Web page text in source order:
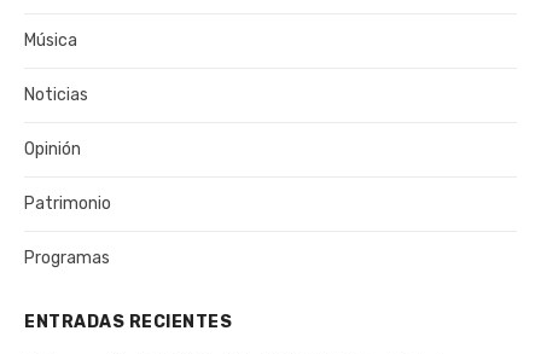
Música
Noticias
Opinión
Patrimonio
Programas
ENTRADAS RECIENTES